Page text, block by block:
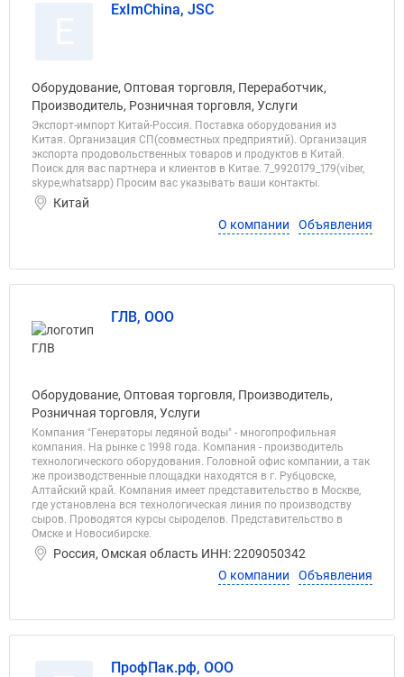
ExImChina, JSC
Оборудование, Оптовая торговля, Переработчик,
Производитель, Розничная торговля, Услуги
Экспорт-импорт Китай-Россия. Поставка оборудования из
Китая. Организация СП(совместных предприятий). Организация
экспорта продовольственных товаров и продуктов в Китай.
Поиск для вас партнера и клиентов в Китае. 7_9920179_179(viber,
skype,whatsapp) Просим вас указывать ваши контакты.
Китай
О компании
Объявления
ГЛВ, ООО
Оборудование, Оптовая торговля, Производитель,
Розничная торговля, Услуги
Компания "Генераторы ледяной воды" - многопрофильная
компания. На рынке с 1998 года. Компания - производитель
технологического оборудования. Головной офис компании, а так
же производственные площадки находятся в г. Рубцовске,
Алтайский край. Компания имеет представительство в Москве,
где установлена вся технологическая линия по производству
сыров. Проводятся курсы сыроделов. Представительство в
Омске и Новосибирске.
Россия, Омская область ИНН: 2209050342
О компании
Объявления
ПрофПак.рф, ООО